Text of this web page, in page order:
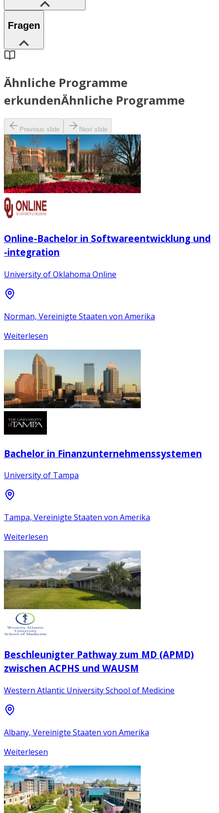
Fragen
Ähnliche Programme
erkundenÄhnliche Programme
Previous slide Next slide
Online-Bachelor in Softwareentwicklung und
-integration
University of Oklahoma Online
Norman, Vereinigte Staaten von Amerika
Weiterlesen
Bachelor in Finanzunternehmenssystemen
University of Tampa
Tampa, Vereinigte Staaten von Amerika
Weiterlesen
Beschleunigter Pathway zum MD (APMD)
zwischen ACPHS und WAUSM
Western Atlantic University School of Medicine
Albany, Vereinigte Staaten von Amerika
Weiterlesen